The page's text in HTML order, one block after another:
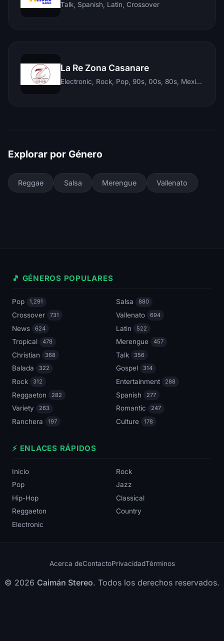
Talk, Spanish, Latin, Crossover
La Re Zona Casanare
Electronic, Rock, Pop, 90s, 00s, 80s, Mexican, Ranchera, Reggaeton, Instrumental, Salsa, Merengue, Tropical, Romantic, Vallenato, Llanera
Explorar por Género
Reggae Salsa Merengue Vallenato
🎵 GÉNEROS POPULARES
Pop 1,291 Salsa 880
Crossover 731 Vallenato 694
News 624 Latin 522
Tropical 478 Merengue 457
Christian 368 Talk 356
Balada 322 Gospel 314
Rock 312 Entertainment 288
Reggaeton 282 Spanish 277
Variety 263 Romantic 247
Ranchera 197 Culture 178
⚡ ENLACES RÁPIDOS
Inicio
Rock
Pop
Jazz
Hip-Hop
Classical
Reggaeton
Country
Electronic
Acerca deContactoPrivacidadTérminos
© 2026 Caimán Stereo. Todos los derechos reservados.